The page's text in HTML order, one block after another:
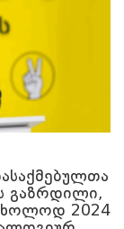
გაზრდილი,
2024